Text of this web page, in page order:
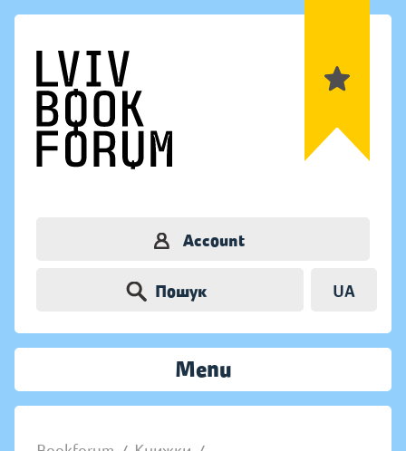
Account
Пошук UA
Menu